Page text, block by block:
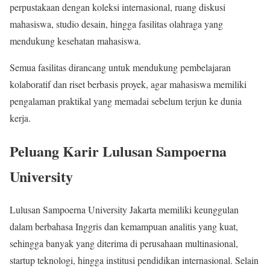
perpustakaan dengan koleksi internasional, ruang diskusi
mahasiswa, studio desain, hingga fasilitas olahraga yang
mendukung kesehatan mahasiswa.
Semua fasilitas dirancang untuk mendukung pembelajaran
kolaboratif dan riset berbasis proyek, agar mahasiswa memiliki
pengalaman praktikal yang memadai sebelum terjun ke dunia
kerja.
Peluang Karir Lulusan Sampoerna
University
Lulusan Sampoerna University Jakarta memiliki keunggulan
dalam berbahasa Inggris dan kemampuan analitis yang kuat,
sehingga banyak yang diterima di perusahaan multinasional,
startup teknologi, hingga institusi pendidikan internasional. Selain